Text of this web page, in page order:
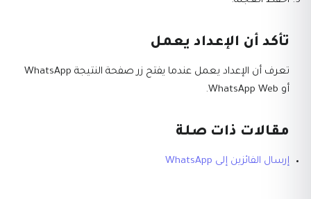
تأكد أن الإعداد يعمل
تعرف أن الإعداد يعمل عندما يفتح زر صفحة النتيجة WhatsApp
أو WhatsApp Web.
مقالات ذات صلة
إرسال الفائزين إلى WhatsApp